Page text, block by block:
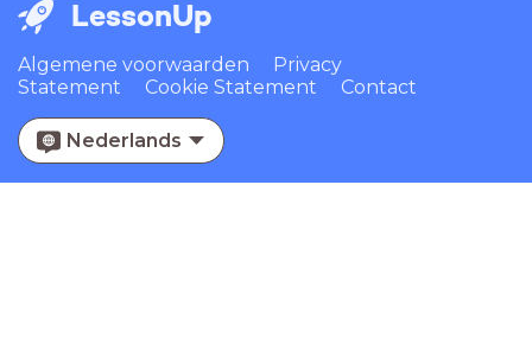
LessonUp
Algemene voorwaarden
Privacy
Statement
Cookie Statement Contact
Nederlands